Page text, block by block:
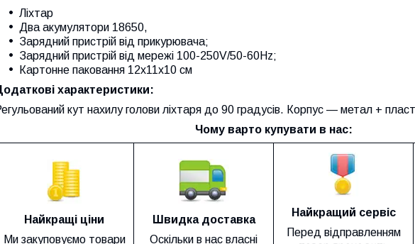
Ліхтар
Два акумулятори 18650,
Зарядний пристрій від прикурювача;
Зарядний пристрій від мережі 100-250V/50-60Hz;
Картонне паковання 12x11x10 см
характеристики:
кут нахилу голови ліхтаря до 90 градусів. Корпус — метал +
Чому варто купувати в нас:
Найкращі ціни
Ми закуповуємо товари
Швидка доставка
Оскільки в нас власні
Найкращий сервіс
Перед відправленням